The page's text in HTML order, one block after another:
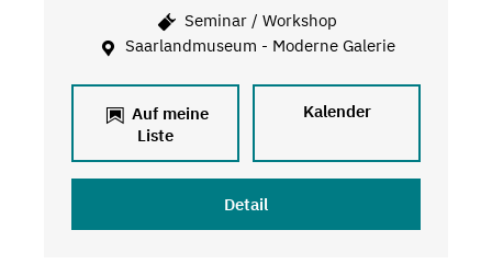
Seminar / Workshop
Saarlandmuseum - Moderne Galerie
Auf meine
Liste
Kalender
Detail